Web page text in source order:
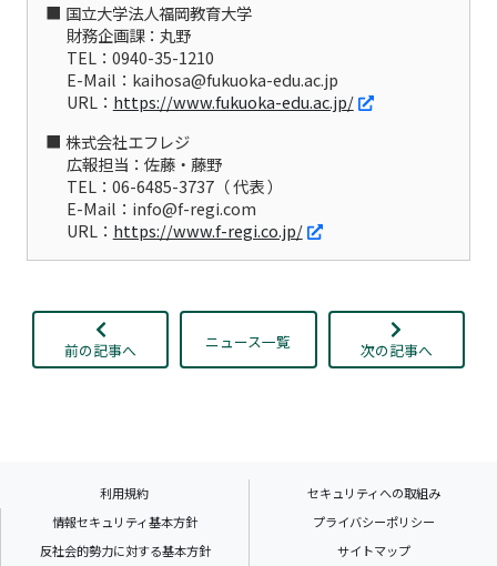
国立大学法人福岡教育大学
財務企画課：丸野
TEL：0940-35-1210
E-Mail：kaihosa@fukuoka-edu.ac.jp
URL： https://www.fukuoka-edu.ac.jp/
株式会社エフレジ
広報担当：佐藤・藤野
TEL：06-6485-3737（ 代表 ）
E-Mail：info@f-regi.com
URL： https://www.f-regi.co.jp/
前の記事へ ニュース一覧 次の記事へ
利用規約
セキュリティへの取組み
情報セキュリティ基本方針
プライバシーポリシー
反社会的勢力に対する基本方針
サイトマップ